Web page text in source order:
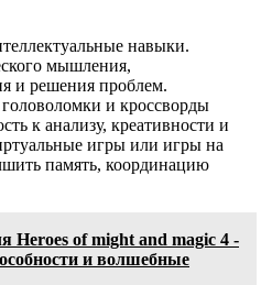
навыки.
мышления,
и решения проблем.
и кроссворды
к анализу, креативности и
игры или игры на
память, координацию
Heroes of might and magic 4 -
и волшебные